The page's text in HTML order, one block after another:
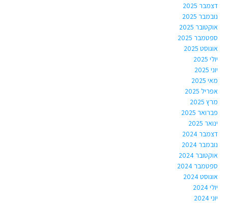
דצמבר 2025
נובמבר 2025
אוקטובר 2025
ספטמבר 2025
אוגוסט 2025
יולי 2025
יוני 2025
מאי 2025
אפריל 2025
מרץ 2025
פברואר 2025
ינואר 2025
דצמבר 2024
נובמבר 2024
אוקטובר 2024
ספטמבר 2024
אוגוסט 2024
יולי 2024
יוני 2024